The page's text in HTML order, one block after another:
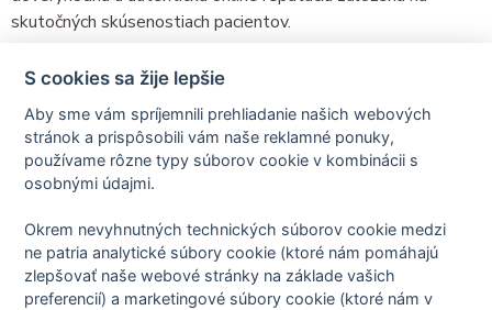
skutočných skúsenostiach pacientov.
Ak chcete viac pacientov pre konkrétne zákroky a lepšiu
online reputáciu, sme tu pre vás.
Pavel Hilbert
Publikované:12.02.2026
S cookies sa žije lepšie
Aby sme vám spríjemnili prehliadanie našich webových
stránok a prispôsobili vám naše reklamné ponuky,
používame rôzne typy súborov cookie v kombinácii s
osobnými údajmi.
Okrem nevyhnutných technických súborov cookie medzi
ne patria analytické súbory cookie (ktoré nám pomáhajú
zlepšovať naše webové stránky na základe vašich
preferencií) a marketingové súbory cookie (ktoré nám v